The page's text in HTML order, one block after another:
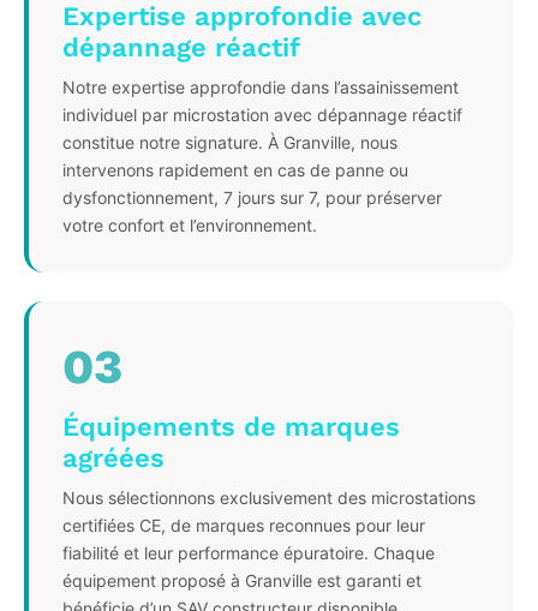
Expertise approfondie avec
dépannage réactif
Notre expertise approfondie dans l’assainissement
individuel par microstation avec dépannage réactif
constitue notre signature. À Granville, nous
intervenons rapidement en cas de panne ou
dysfonctionnement, 7 jours sur 7, pour préserver
votre confort et l’environnement.
03
Équipements de marques
agréées
Nous sélectionnons exclusivement des microstations
certifiées CE, de marques reconnues pour leur
fiabilité et leur performance épuratoire. Chaque
équipement proposé à Granville est garanti et